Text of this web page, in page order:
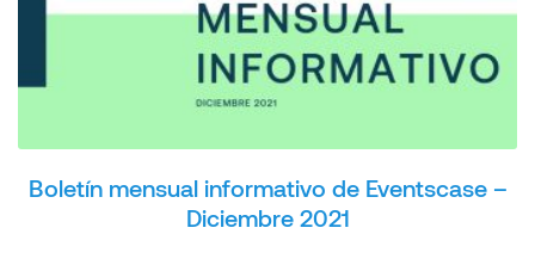
Boletín mensual informativo de Eventscase –
Diciembre 2021